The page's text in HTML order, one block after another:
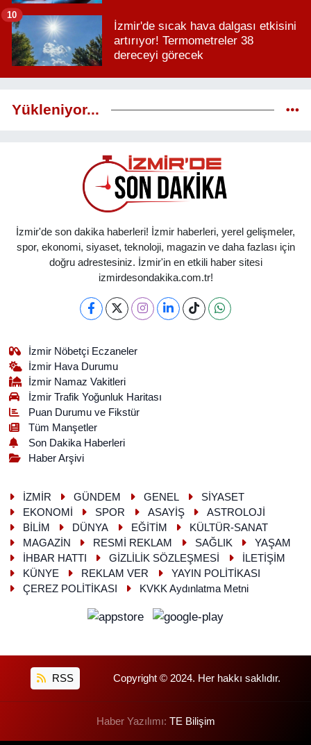
İzmir'de sıcak hava dalgası etkisini
artırıyor! Termometreler 38
dereceyi görecek
10
Yükleniyor...
İzmir'de son dakika haberleri! İzmir haberleri, yerel gelişmeler,
spor, ekonomi, siyaset, teknoloji, magazin ve daha fazlası için
doğru adrestesiniz. İzmir'in en etkili haber sitesi
izmirdesondakika.com.tr!
İzmir Nöbetçi Eczaneler
İzmir Hava Durumu
İzmir Namaz Vakitleri
İzmir Trafik Yoğunluk Haritası
Puan Durumu ve Fikstür
Tüm Manşetler
Son Dakika Haberleri
Haber Arşivi
İZMİR GÜNDEM GENEL
SİYASET
EKONOMİ
SPOR ASAYİŞ
ASTROLOJİ
BİLİM
DÜNYA EĞİTİM
KÜLTÜR-SANAT
MAGAZİN
RESMİ REKLAM SAĞLIK
YAŞAM
İHBAR HATTI
GİZLİLİK SÖZLEŞMESİ
İLETİŞİM
KÜNYE
REKLAM VER
YAYIN POLİTİKASI
ÇEREZ POLİTİKASI
KVKK Aydınlatma Metni
RSS Copyright © 2024. Her hakkı saklıdır.
Haber Yazılımı: TE Bilişim